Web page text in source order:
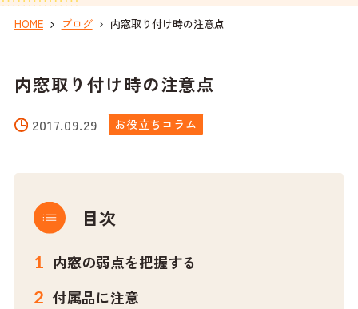
HOME ブログ 内窓取り付け時の注意点
内窓取り付け時の注意点
2017.09.29 お役立ちコラム
目次
内窓の弱点を把握する
付属品に注意